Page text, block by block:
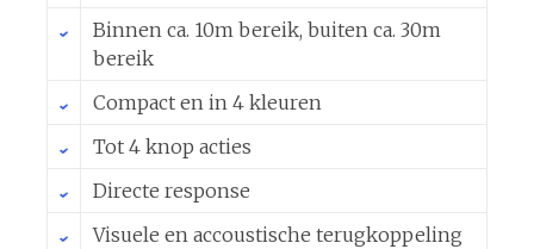
Binnen ca. 10m bereik, buiten ca. 30m
bereik
Compact en in 4 kleuren
Tot 4 knop acties
Directe response
Visuele en accoustische terugkoppeling